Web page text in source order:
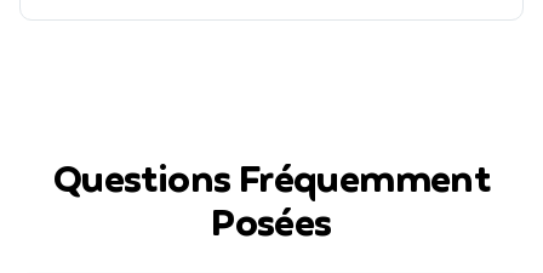
Questions Fréquemment
Posées